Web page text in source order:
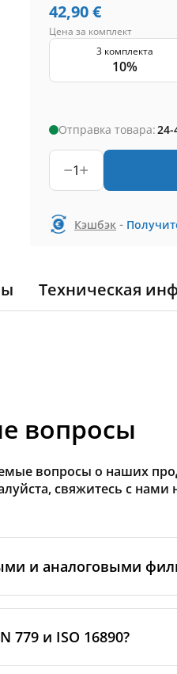
42,90€
Цена за комплект
3 комплекта
10%
Отправка товара:24-
1
Кэшбэк -
Техническая
вопросы
вопросы о наших
свяжитесь с
и аналоговыми
партнёрами. Такие
требования к
и ISO 16890?